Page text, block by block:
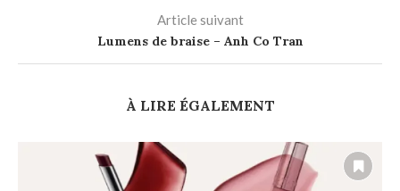
Article suivant
Lumens de braise – Anh Co Tran
À LIRE ÉGALEMENT